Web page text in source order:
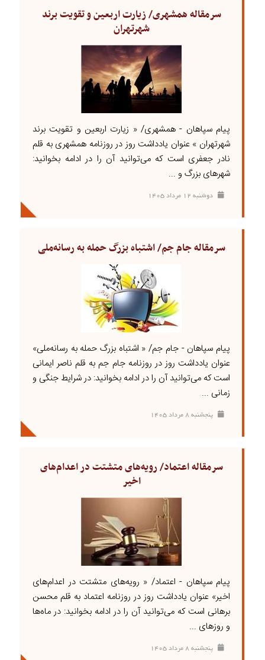
سرمقاله همشهری/ زیارت اربعین و تقویت برند
شهرتهران
پیام سپاهان - همشهری/ « زیارت اربعین و تقویت برند
شهرتهران » عنوان یادداشت روز در روزنامه همشهری به قلم
نادر جعفری است که می‌توانید آن را در ادامه بخوانید:
شهرهای بزرگ و ...
دوشنبه ۱۲ مرداد ۱۴۰۵
سرمقاله جام جم/ اشتباه بزرگ‌ حمله به رسانه‌ملی
پیام سپاهان - جام جم/ « اشتباه بزرگ‌ حمله به رسانه‌ملی»
عنوان یادداشت روز در روزنامه جام جم به قلم ناصر ایمانی
است که می‌توانید آن را در ادامه بخوانید: در شرایط جنگی و
زمانی ...
پنجشنبه ۸ مرداد ۱۴۰۵
سرمقاله اعتماد/ رویه‌های متشتت در اعدام‌های
اخیر
پیام سپاهان - اعتماد/ « رویه‌های متشتت در اعدام‌های
اخیر» عنوان یادداشت روز در روزنامه اعتماد به قلم محسن
برهانی است که می‌توانید آن را در ادامه بخوانید: در ماه‌ها
و روزهای ...
پنجشنبه ۸ مرداد ۱۴۰۵